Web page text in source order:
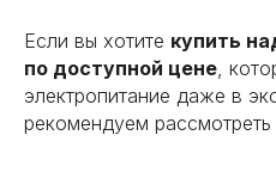
Если вы хотите купить
по доступной цене,
электропитание даже в
рекомендуем